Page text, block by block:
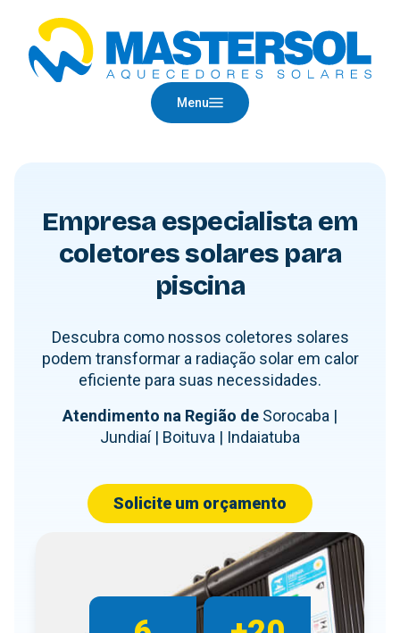
Menu
Empresa especialista em
coletores solares para
piscina
Descubra como nossos coletores solares
podem transformar a radiação solar em calor
eficiente para suas necessidades.
Atendimento na Região de Sorocaba |
Jundiaí | Boituva | Indaiatuba
Solicite um orçamento